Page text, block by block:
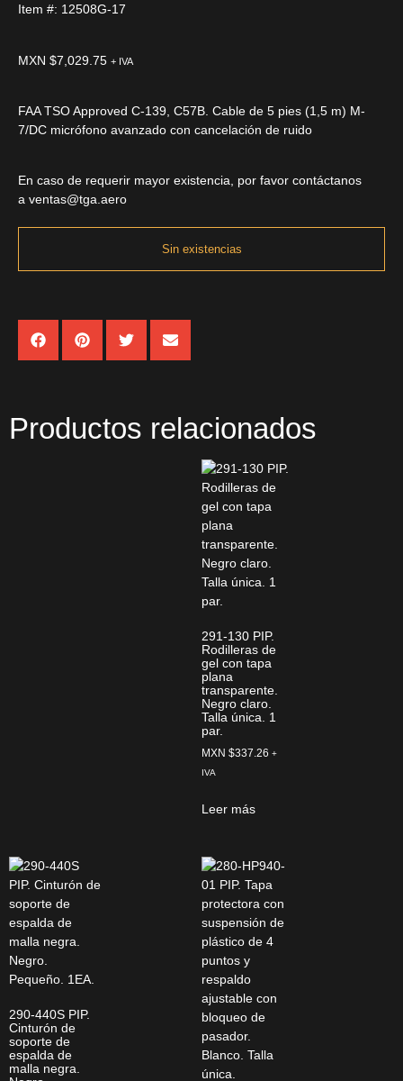
Item #: 12508G-17
MXN $7,029.75 + IVA
FAA TSO Approved C-139, C57B. Cable de 5 pies (1,5 m) M-
7/DC micrófono avanzado con cancelación de ruido
En caso de requerir mayor existencia, por favor contáctanos
a ventas@tga.aero
Sin existencias
Productos relacionados
291-130 PIP.
Rodilleras de
gel con tapa
plana
transparente.
Negro claro.
Talla única. 1
par.
MXN $337.26 +
IVA
Leer más
290-440S PIP.
Cinturón de
soporte de
espalda de
malla negra.